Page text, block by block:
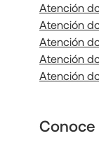
Atención
Atención
Atención
Atención
Atención
Conoce